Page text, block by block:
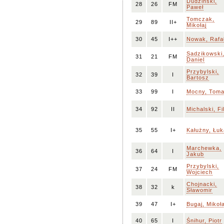
28 26 FM
Paweł
29 89 II+
Tomczak,
Mikołaj
30 45 I++ Nowak,
31 21 FM
Sadzikowski,
Daniel
32 39 I
Przybylski,
Bartosz
33 99 I Mocny,
34 92 II Michalski,
35 55 I+ Kałużny,
36 64 I
Marchewka,
Jakub
37 24 FM
Przybylski,
Wojciech
38 32 k
Chojnacki,
Sławomir
39 47 I+ Bugaj,
40 65 I Śnihur, Piotr